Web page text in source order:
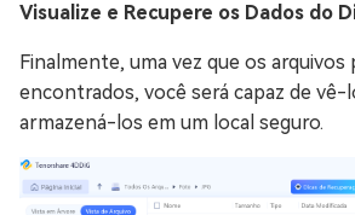
Visualize e Recupere os Dados do
Finalmente, uma vez que os arquivos
encontrados, você será capaz de vê-
armazená-los em um local seguro.